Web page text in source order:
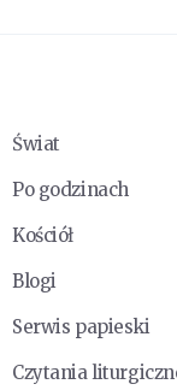
Świat
Po godzinach
Kościół
Blogi
Serwis papieski
Czytania